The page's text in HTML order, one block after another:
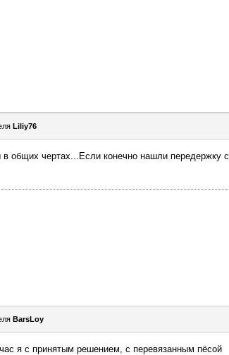
Liliy76
в общих чертах...Если конечно нашли передержку с
BarsLoy
я с принятым решением, с перевязанным пёсой